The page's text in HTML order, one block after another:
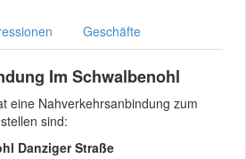
Geschäfte
Im Schwalbenohl
eine Nahverkehrsanbindung zum
sind:
Danziger Straße